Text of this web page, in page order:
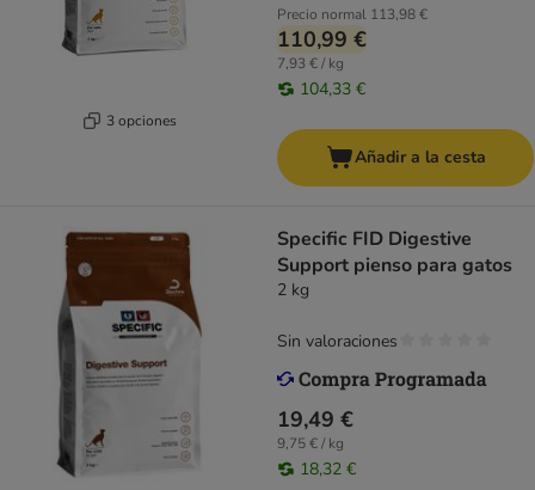
3 opciones
Precio normal 113,98 €
110,99 €
7,93 € / kg
104,33 €
Añadir a la cesta
Specific FID Digestive
Support pienso para gatos
2 kg
19,49 €
9,75 € / kg
18,32 €
Sin valoraciones